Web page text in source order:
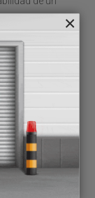
de
grises